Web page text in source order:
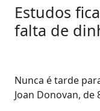
Estudos
falta de
Nunca é tarde
Joan Donovan, de